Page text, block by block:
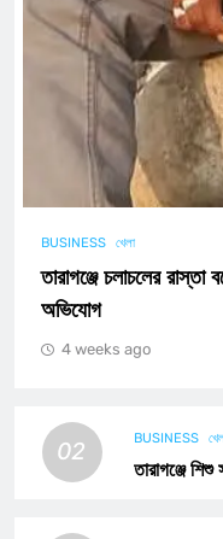
BUSINESS খেলা
তারাগঞ্জে চলাচলের রাস্তা
অভিযোগ
4 weeks ago
02 BUSINESS
তারাগঞ্জে